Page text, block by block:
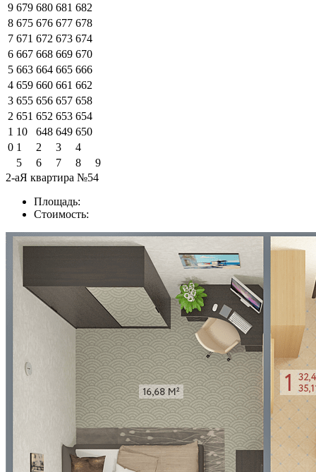
9 679 680 681 682
8 675 676 677 678
7 671 672 673 674
6 667 668 669 670
5 663 664 665 666
4 659 660 661 662
3 655 656 657 658
2 651 652 653 654
1 10 648 649 650
0 1 2 3
4
5
6 7 8
9
2-аЯ квартира №54
Площадь:
Стоимость: